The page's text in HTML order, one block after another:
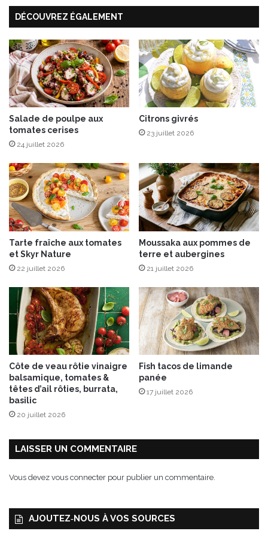
i
r
e
e
c
u
v
é
e
“
L
e
s
B
l
l
e
s
V
i
g
n
e
9
,
D
o
m
F
n
DÉCOUVREZ ÉGALEMENT
Salade de poulpe aux
tomates cerises
24 juillet 2026
Citrons givrés
23 juillet 2026
Tarte fraîche aux tomates
et Skyr Nature
22 juillet 2026
Moussaka aux pommes de
terre et aubergines
21 juillet 2026
Côte de veau rôtie vinaigre
balsamique, tomates &
têtes d’ail rôties, burrata,
basilic
20 juillet 2026
Fish tacos de limande
panée
17 juillet 2026
LAISSER UN COMMENTAIRE
Vous devez vous connecter pour publier un commentaire.
AJOUTEZ‑NOUS À VOS SOURCES